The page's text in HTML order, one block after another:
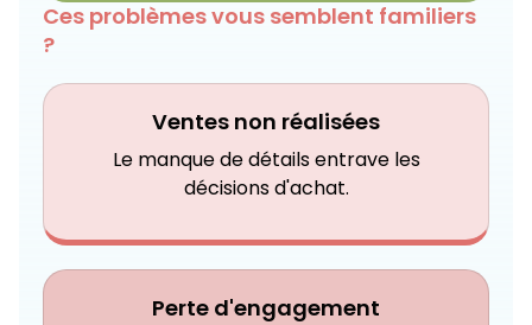
Ces problèmes vous semblent familiers
?
Ventes non réalisées
Le manque de détails entrave les
décisions d'achat.
Perte d'engagement